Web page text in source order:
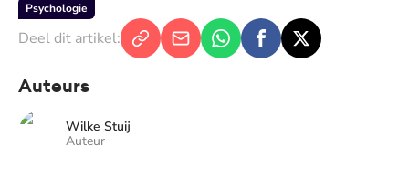
Psychologie
Deel dit artikel:
Auteurs
Wilke Stuij
Auteur